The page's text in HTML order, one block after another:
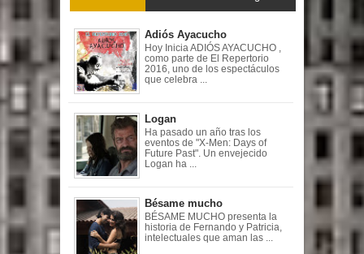
Adiós Ayacucho
Hoy Inicia ADIÓS AYACUCHO ,
como parte de El Repertorio
2016, uno de los espectáculos
que celebra ...
Logan
Ha pasado un año tras los
eventos de "X-Men: Days of
Future Past". Un envejecido
Logan ha ...
Bésame mucho
BÉSAME MUCHO presenta la
historia de Fernando y Patricia,
intelectuales que aman las ...